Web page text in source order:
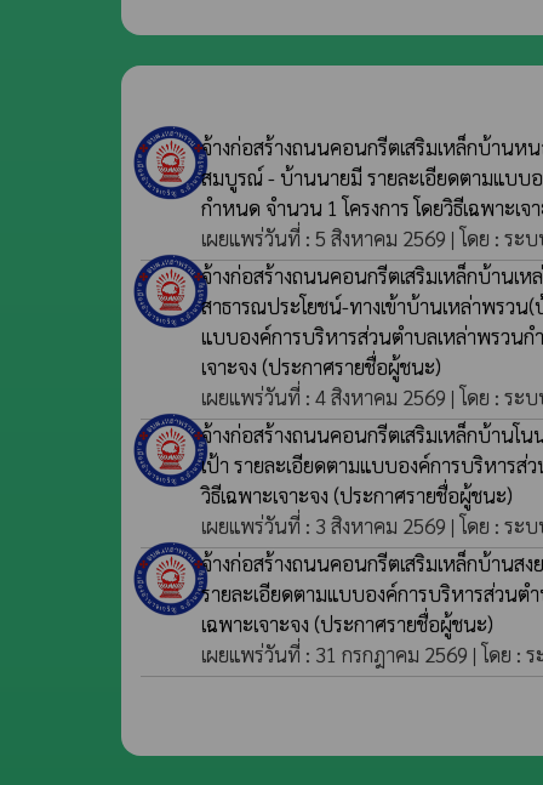
จ้างก่อสร้างถนนคอนกรีตเสริมเหล็กบ้าน
สมบูรณ์ - บ้านนายมี รายละเอียดตามแบบ
กำหนด จำนวน 1 โครงการ โดยวิธีเฉพาะเจ
เผยแพร่วันที่ : 5 สิงหาคม 2569 | โดย : ระ
จ้างก่อสร้างถนนคอนกรีตเสริมเหล็กบ้านเ
สาธารณประโยชน์-ทางเข้าบ้านเหล่าพรวน
แบบองค์การบริหารส่วนตำบลเหล่าพรวนก
เจาะจง (ประกาศรายชื่อผู้ชนะ)
เผยแพร่วันที่ : 4 สิงหาคม 2569 | โดย : ระ
จ้างก่อสร้างถนนคอนกรีตเสริมเหล็กบ้านโ
เป้า รายละเอียดตามแบบองค์การบริหารส่
วิธีเฉพาะเจาะจง (ประกาศรายชื่อผู้ชนะ)
เผยแพร่วันที่ : 3 สิงหาคม 2569 | โดย : ระ
จ้างก่อสร้างถนนคอนกรีตเสริมเหล็กบ้านส
รายละเอียดตามแบบองค์การบริหารส่วนต
เฉพาะเจาะจง (ประกาศรายชื่อผู้ชนะ)
เผยแพร่วันที่ : 31 กรกฎาคม 2569 | โดย :